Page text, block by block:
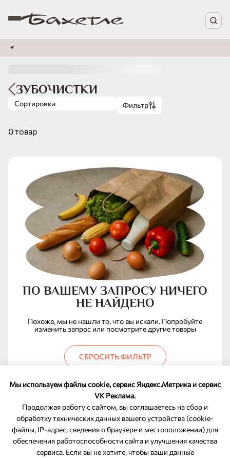
Мы используем файлы cookie, сервис Яндекс.Метрика и сервис
VK Реклама.
Продолжая работу с сайтом, вы соглашаетесь на сбор и
обработку технических данных вашего устройства (cookie-
файлы, IP-адрес, сведения о браузере и местоположении) для
обеспечения работоспособности сайта и улучшения качества
сервиса. Если вы не хотите, чтобы ваши данные
ЗУБОЧИСТКИ
Сортировка Фильтр
0 товар
ПО ВАШЕМУ ЗАПРОСУ НИЧЕГО
НЕ НАЙДЕНО
Похоже, мы не нашли то, что вы искали. Попробуйте
изменить запрос или посмотрите другие товары
СБРОСИТЬ ФИЛЬТР
ОБРАТНАЯ СВЯЗЬ
8-800-350-46-10